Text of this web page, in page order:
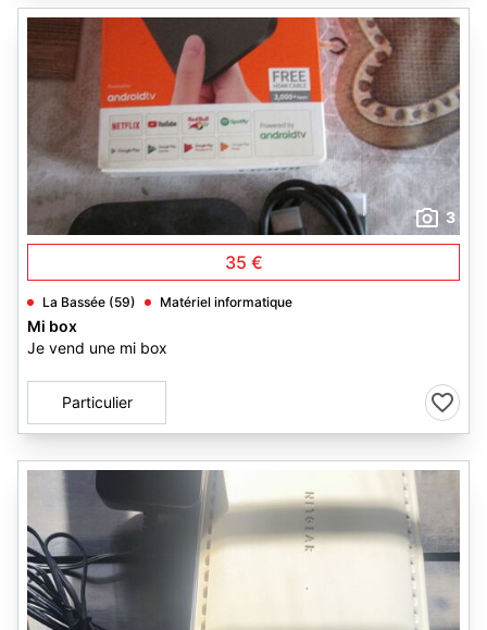
3
35 €
La Bassée (59) Matériel informatique
Mi box
Je vend une mi box
Particulier